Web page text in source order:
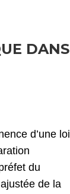
DANS
d’une loi
du
de la